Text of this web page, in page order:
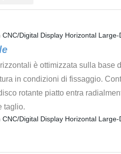
è ottimizzata sulla
in condizioni di fissaggio.
rotante piatto entra
taglio.